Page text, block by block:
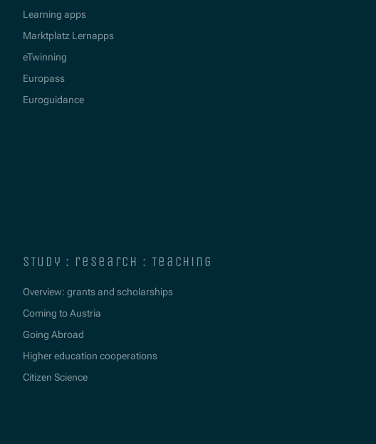
Learning apps
Marktplatz Lernapps
eTwinning
Europass
Euroguidance
study : research : teaching
Overview: grants and scholarships
Coming to Austria
Going Abroad
Higher education cooperations
Citizen Science